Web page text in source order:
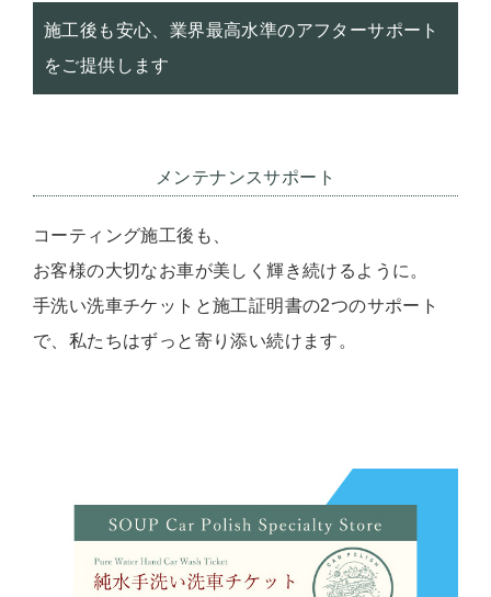
施工後も安心、業界最高水準のアフターサポート
をご提供します
メンテナンスサポート
コーティング施工後も、
お客様の大切なお車が美しく輝き続けるように。
手洗い洗車チケットと施工証明書の2つのサポート
で、私たちはずっと寄り添い続けます。